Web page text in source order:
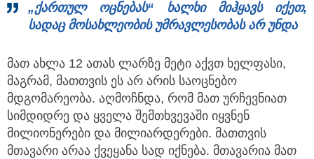
„ქართულ ოცნებას“ ხალხი მიჰყავს იქეთ,
სადაც მოსახლეობის უმრავლესობას არ უნდა
მათ ახლა 12 ათას ლარზე მეტი აქვთ ხელფასი,
მაგრამ, მათთვის ეს არ არის საოცნებო
მდგომარეობა. აღმოჩნდა, რომ მათ ურჩევნიათ
სიმდიდრე და ყველა შემთხვევაში იყვნენ
მილიონერები და მილიარდერები. მათთვის
მთავარი არაა ქვეყანა სად იქნება. მთავარია მათ